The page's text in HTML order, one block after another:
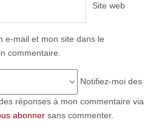
Site web
e-mail et mon site dans le
commentaire.
Notifiez-moi des
réponses à mon commentaire via
abonnersans commenter.